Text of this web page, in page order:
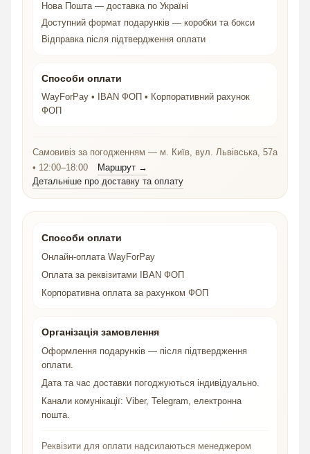
Нова Пошта — доставка по Україні
Доступний формат подарунків — коробки та бокси
Відправка після підтвердження оплати
Способи оплати
WayForPay • IBAN ФОП • Корпоративний рахунок
ФОП
Самовивіз за погодженням — м. Київ, вул. Львівська, 57а
• 12:00–18:00
Маршрут →
Детальніше про доставку та оплату
Способи оплати
Онлайн-оплата WayForPay
Оплата за реквізитами IBAN ФОП
Корпоративна оплата за рахунком ФОП
Організація замовлення
Оформлення подарунків — після підтвердження
оплати.
Дата та час доставки погоджуються індивідуально.
Канали комунікації: Viber, Telegram, електронна
пошта.
Реквізити для оплати надсилаються менеджером